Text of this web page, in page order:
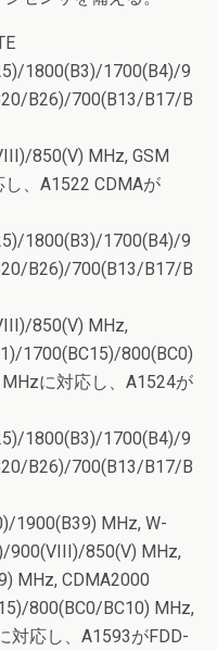
1800(B3)/1700(B4)/9
B26)/700(B13/B17/B
850(V) MHz, GSM
、A1522 CDMAが
1800(B3)/1700(B4)/9
B26)/700(B13/B17/B
850(V) MHz,
1700(BC15)/800(BC0)
に対応し、A1524が
1800(B3)/1700(B4)/9
B26)/700(B13/B17/B
1900(B39) MHz, W-
900(VIII)/850(V) MHz,
MHz, CDMA2000
800(BC0/BC10) MHz,
応し、A1593がFDD-